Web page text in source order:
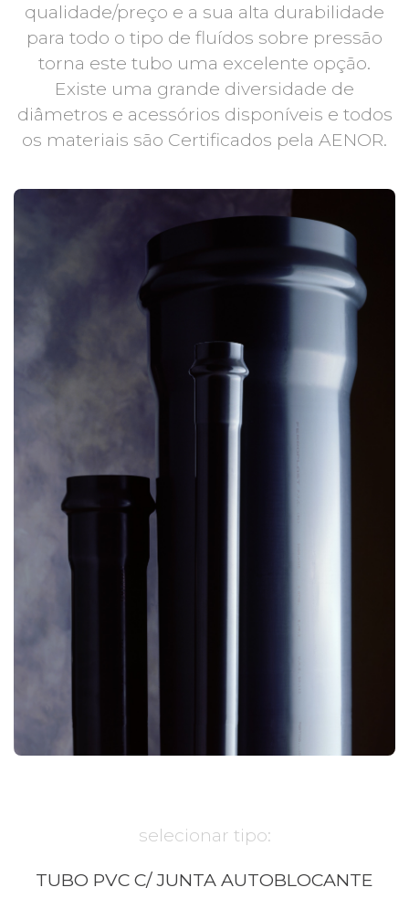
qualidade/preço e a sua alta durabilidade
para todo o tipo de fluídos sobre pressão
torna este tubo uma excelente opção.
Existe uma grande diversidade de
diâmetros e acessórios disponíveis e todos
os materiais são Certificados pela AENOR.
selecionar tipo:
TUBO PVC C/ JUNTA AUTOBLOCANTE